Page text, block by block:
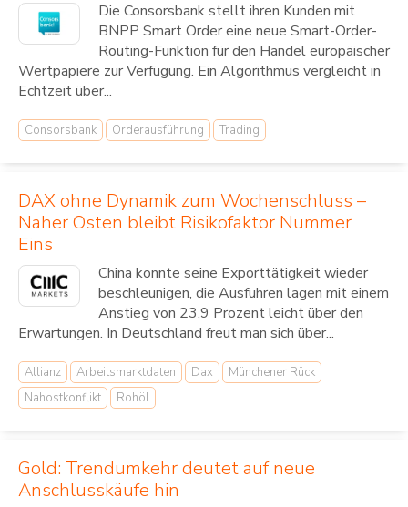
Die Consorsbank stellt ihren Kunden mit
BNPP Smart Order eine neue Smart-Order-
Routing-Funktion für den Handel europäischer
Wertpapiere zur Verfügung. Ein Algorithmus vergleicht in
Echtzeit über...
Consorsbank Orderausführung Trading
DAX ohne Dynamik zum Wochenschluss –
Naher Osten bleibt Risikofaktor Nummer
Eins
China konnte seine Exporttätigkeit wieder
beschleunigen, die Ausfuhren lagen mit einem
Anstieg von 23,9 Prozent leicht über den
Erwartungen. In Deutschland freut man sich über...
Allianz Arbeitsmarktdaten Dax
Münchener Rück
Nahostkonflikt
Rohöl
Gold: Trendumkehr deutet auf neue
Anschlusskäufe hin